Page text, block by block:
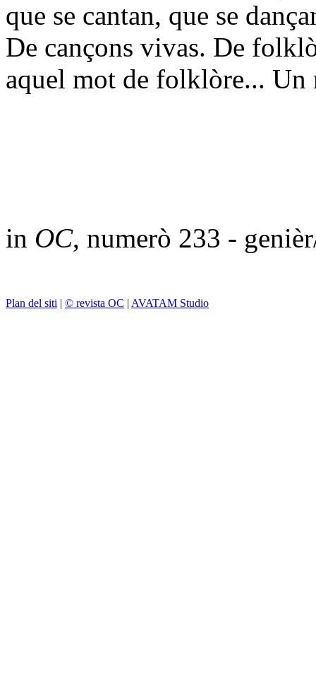
que se cantan, que se
De cançons vivas. De
aquel mot de folklòre... Un
in OC, numerò 233 -
Plan del siti | © revista OC | AVATAM Studio